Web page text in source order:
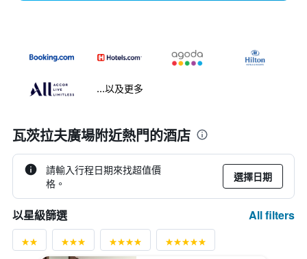
...以及更多
瓦茨拉夫廣場附近熱門的酒店
請輸入行程日期來找超值價
格。
選擇日期
以星級篩選 All filters